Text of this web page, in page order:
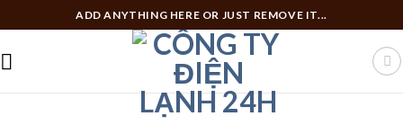
to
content
ADD ANYTHING HERE OR JUST REMOVE IT...